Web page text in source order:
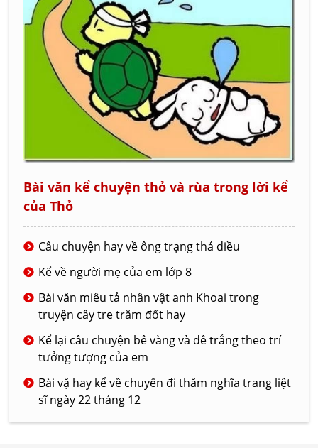
Bài văn kể chuyện thỏ và rùa trong lời kể
của Thỏ
Câu chuyện hay về ông trạng thả diều
Kể về người mẹ của em lớp 8
Bài văn miêu tả nhân vật anh Khoai trong
truyện cây tre trăm đốt hay
Kể lại câu chuyện bê vàng và dê trắng theo trí
tưởng tượng của em
Bài vặ hay kể về chuyến đi thăm nghĩa trang liệt
sĩ ngày 22 tháng 12